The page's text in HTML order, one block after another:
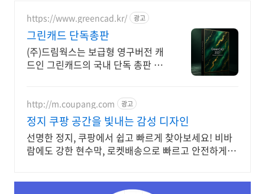
https://www.greencad.kr/ 광고
그린캐드 단독총판
(주)드림웍스는 보급형 영구버전 캐
드인 그린캐드의 국내 단독 총판 입
http://m.coupang.com 광고
정지 쿠팡 공간을 빛내는 감성 디자인
선명한 정지, 쿠팡에서 쉽고 빠르게 찾아보세요! 비바
람에도 강한 현수막, 로켓배송으로 빠르고 안전하게 받